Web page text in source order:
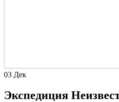
03 Дек
Экспедиция